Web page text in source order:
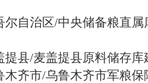
尔自治区/中央储备粮直
县/麦盖提县原料储存库
齐市/乌鲁木齐市军粮保